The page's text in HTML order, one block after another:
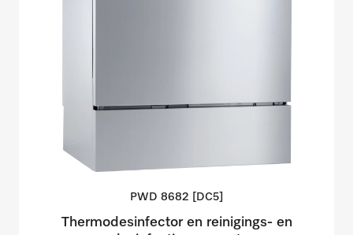
PWD 8682 [DC5]
Thermodesinfector en reinigings- en